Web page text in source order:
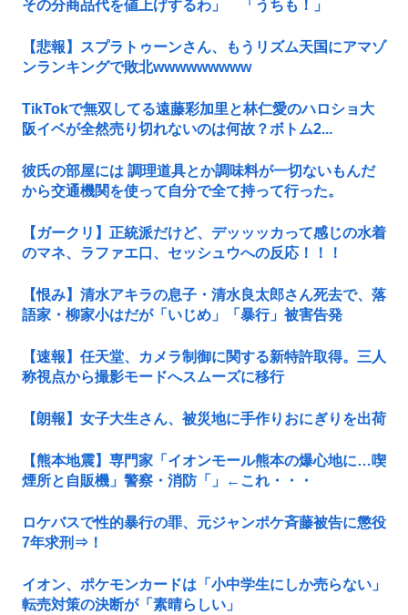
その分商品代を値上げするわ」 「うちも！」
【悲報】スプラトゥーンさん、もうリズム天国にアマゾ
ンランキングで敗北wwwwwwwww
TikTokで無双してる遠藤彩加里と林仁愛のハロショ大
阪イベが全然売り切れないのは何故？ボトム2...
彼氏の部屋には 調理道具とか調味料が一切ないもんだ
から交通機関を使って自分で全て持って行った。
【ガークリ】正統派だけど、デッッッカって感じの水着
のマネ、ラファエ口、セッシュウへの反応！！！
【恨み】清水アキラの息子・清水良太郎さん死去で、落
語家・柳家小はだが「いじめ」「暴行」被害告発
【速報】任天堂、カメラ制御に関する新特許取得。三人
称視点から撮影モードへスムーズに移行
【朗報】女子大生さん、被災地に手作りおにぎりを出荷
【熊本地震】専門家「イオンモール熊本の爆心地に…喫
煙所と自販機」警察・消防「」←これ・・・
ロケバスで性的暴行の罪、元ジャンポケ斉藤被告に懲役
7年求刑⇒！
イオン、ポケモンカードは「小中学生にしか売らない」
転売対策の決断が「素晴らしい」